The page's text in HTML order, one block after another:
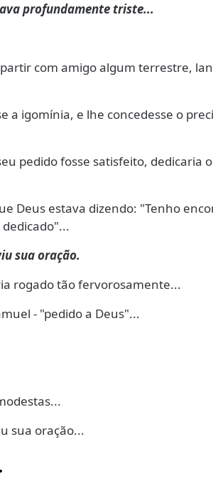
profundamente triste...
com amigo algum terrestre,
a igomínia, e lhe concedesse o
pedido fosse satisfeito, dedicaria
Deus estava dizendo: "Tenho
sua oração.
rogado tão fervorosamente...
- "pedido a Deus"...
sua oração...